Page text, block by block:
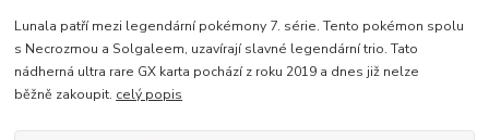
Lunala patří mezi legendární pokémony 7. série. Tento pokémon spolu
s Necrozmou a Solgaleem, uzavírají slavné legendární trio. Tato
nádherná ultra rare GX karta pochází z roku 2019 a dnes již nelze
běžně zakoupit. celý popis